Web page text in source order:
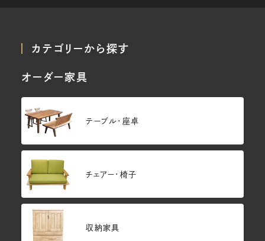
カテゴリーから探す
オーダー家具
テーブル・座卓
チェアー・椅子
収納家具